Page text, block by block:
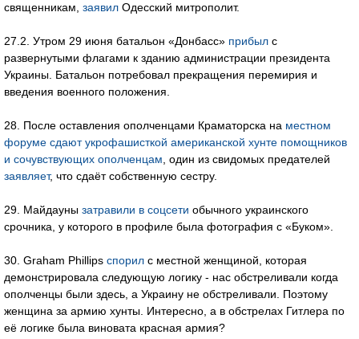
священникам, заявил Одесский митрополит.
27.2. Утром 29 июня батальон «Донбасс» прибыл с
развернутыми флагами к зданию администрации президента
Украины. Батальон потребовал прекращения перемирия и
введения военного положения.
28. После оставления ополченцами Краматорска на местном
форуме сдают укрофашисткой американской хунте помощников
и сочувствующих ополченцам , один из свидомых предателей
заявляет, что сдаёт собственную сестру.
29. Майдауны затравили в соцсети обычного украинского
срочника, у которого в профиле была фотография с «Буком».
30. Graham Phillips спорил с местной женщиной, которая
демонстрировала следующую логику - нас обстреливали когда
ополченцы были здесь, а Украину не обстреливали. Поэтому
женщина за армию хунты. Интересно, а в обстрелах Гитлера по
её логике была виновата красная армия?